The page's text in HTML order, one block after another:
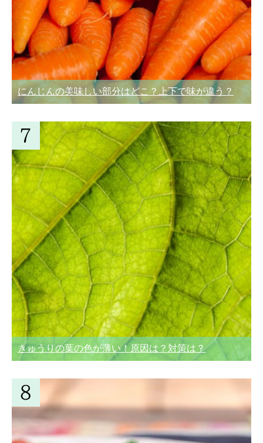
にんじんの美味しい部分はどこ？上下で味が違う？
きゅうりの葉の色が薄い！原因は？対策は？